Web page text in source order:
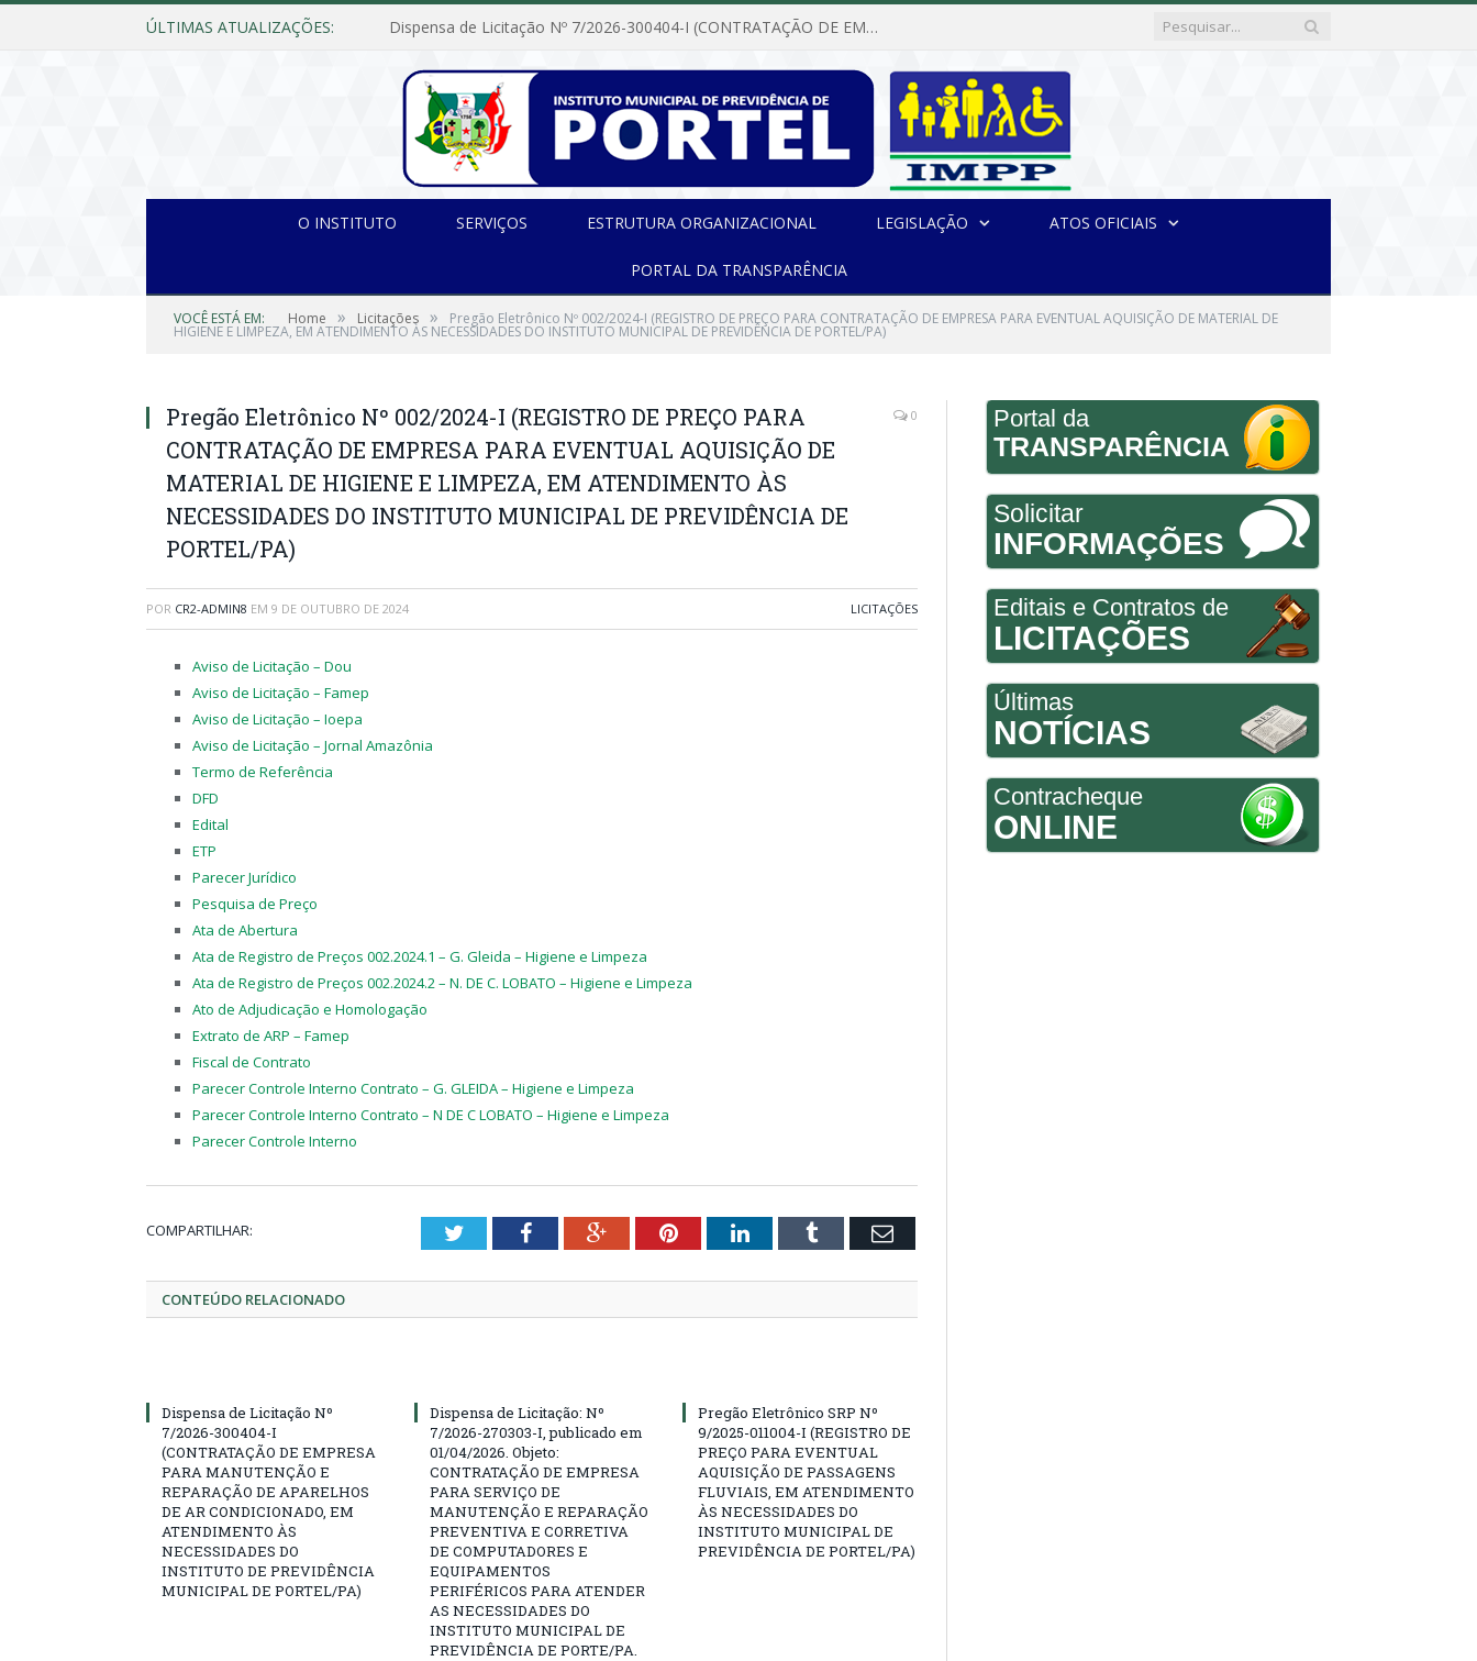
ÚLTIMAS ATUALIZAÇÕES: Dispensa de Licitação Nº 7/2026-300404-I (CONTRATAÇÃO DE EMPRESA PARA MANUTENÇÃO E REPARAÇÃO DE APARELHOS DE AR CONDICIONADO, EM ATENDIMENTO ÀS NECESSIDADES DO INSTITUTO DE PREVIDÊNCIA MUNICIPAL DE PORTEL/PA)
O INSTITUTO SERVIÇOS ESTRUTURA ORGANIZACIONAL LEGISLAÇÃO ATOS OFICIAIS
PORTAL DA TRANSPARÊNCIA
VOCÊ ESTÁ EM: Home » Licitações » Pregão Eletrônico Nº 002/2024-I (REGISTRO DE PREÇO PARA CONTRATAÇÃO DE EMPRESA PARA EVENTUAL AQUISIÇÃO DE MATERIAL DE
HIGIENE E LIMPEZA, EM ATENDIMENTO ÀS NECESSIDADES DO INSTITUTO MUNICIPAL DE PREVIDÊNCIA DE PORTEL/PA)
Pregão Eletrônico Nº 002/2024-I (REGISTRO DE PREÇO PARA
CONTRATAÇÃO DE EMPRESA PARA EVENTUAL AQUISIÇÃO DE
MATERIAL DE HIGIENE E LIMPEZA, EM ATENDIMENTO ÀS
NECESSIDADES DO INSTITUTO MUNICIPAL DE PREVIDÊNCIA DE
PORTEL/PA)
0
POR CR2-ADMIN8 EM 9 DE OUTUBRO DE 2024 LICITAÇÕES
Aviso de Licitação – Dou
Aviso de Licitação – Famep
Aviso de Licitação – Ioepa
Aviso de Licitação – Jornal Amazônia
Termo de Referência
DFD
Edital
ETP
Parecer Jurídico
Pesquisa de Preço
Ata de Abertura
Ata de Registro de Preços 002.2024.1 – G. Gleida – Higiene e Limpeza
Ata de Registro de Preços 002.2024.2 – N. DE C. LOBATO – Higiene e Limpeza
Ato de Adjudicação e Homologação
Extrato de ARP – Famep
Fiscal de Contrato
Parecer Controle Interno Contrato – G. GLEIDA – Higiene e Limpeza
Parecer Controle Interno Contrato – N DE C LOBATO – Higiene e Limpeza
Parecer Controle Interno
COMPARTILHAR: TwitterFacebookGoogle+PinterestLinkedInTumblr Email
CONTEÚDO RELACIONADO
Dispensa de Licitação Nº
7/2026-300404-I
(CONTRATAÇÃO DE EMPRESA
PARA MANUTENÇÃO E
REPARAÇÃO DE APARELHOS
DE AR CONDICIONADO, EM
ATENDIMENTO ÀS
NECESSIDADES DO
INSTITUTO DE PREVIDÊNCIA
MUNICIPAL DE PORTEL/PA)
Dispensa de Licitação: Nº
7/2026-270303-I, publicado em
01/04/2026. Objeto:
CONTRATAÇÃO DE EMPRESA
PARA SERVIÇO DE
MANUTENÇÃO E REPARAÇÃO
PREVENTIVA E CORRETIVA
DE COMPUTADORES E
EQUIPAMENTOS
PERIFÉRICOS PARA ATENDER
AS NECESSIDADES DO
INSTITUTO MUNICIPAL DE
PREVIDÊNCIA DE PORTE/PA.
Pregão Eletrônico SRP Nº
9/2025-011004-I (REGISTRO DE
PREÇO PARA EVENTUAL
AQUISIÇÃO DE PASSAGENS
FLUVIAIS, EM ATENDIMENTO
ÀS NECESSIDADES DO
INSTITUTO MUNICIPAL DE
PREVIDÊNCIA DE PORTEL/PA)
Portal da
TRANSPARÊNCIA
Solicitar
INFORMAÇÕES
Editais e Contratos de
LICITAÇÕES
Últimas
NOTÍCIAS
Contracheque
ONLINE